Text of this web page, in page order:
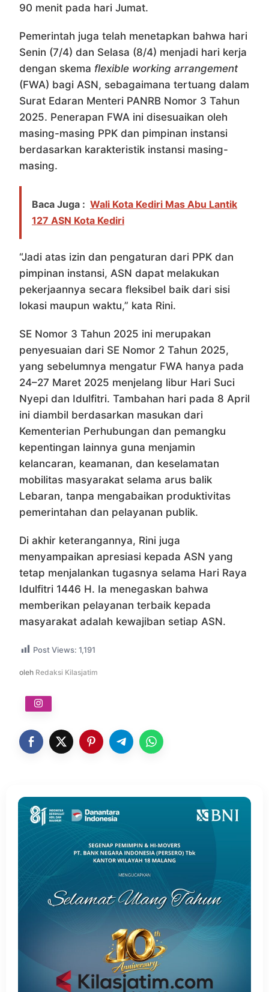
90 menit pada hari Jumat.
Pemerintah juga telah menetapkan bahwa hari
Senin (7/4) dan Selasa (8/4) menjadi hari kerja
dengan skema flexible working arrangement
(FWA) bagi ASN, sebagaimana tertuang dalam
Surat Edaran Menteri PANRB Nomor 3 Tahun
2025. Penerapan FWA ini disesuaikan oleh
masing-masing PPK dan pimpinan instansi
berdasarkan karakteristik instansi masing-
masing.
Baca Juga : Wali Kota Kediri Mas Abu Lantik
127 ASN Kota Kediri
“Jadi atas izin dan pengaturan dari PPK dan
pimpinan instansi, ASN dapat melakukan
pekerjaannya secara fleksibel baik dari sisi
lokasi maupun waktu,” kata Rini.
SE Nomor 3 Tahun 2025 ini merupakan
penyesuaian dari SE Nomor 2 Tahun 2025,
yang sebelumnya mengatur FWA hanya pada
24–27 Maret 2025 menjelang libur Hari Suci
Nyepi dan Idulfitri. Tambahan hari pada 8 April
ini diambil berdasarkan masukan dari
Kementerian Perhubungan dan pemangku
kepentingan lainnya guna menjamin
kelancaran, keamanan, dan keselamatan
mobilitas masyarakat selama arus balik
Lebaran, tanpa mengabaikan produktivitas
pemerintahan dan pelayanan publik.
Di akhir keterangannya, Rini juga
menyampaikan apresiasi kepada ASN yang
tetap menjalankan tugasnya selama Hari Raya
Idulfitri 1446 H. Ia menegaskan bahwa
memberikan pelayanan terbaik kepada
masyarakat adalah kewajiban setiap ASN.
Post Views: 1,191
oleh Redaksi Kilasjatim